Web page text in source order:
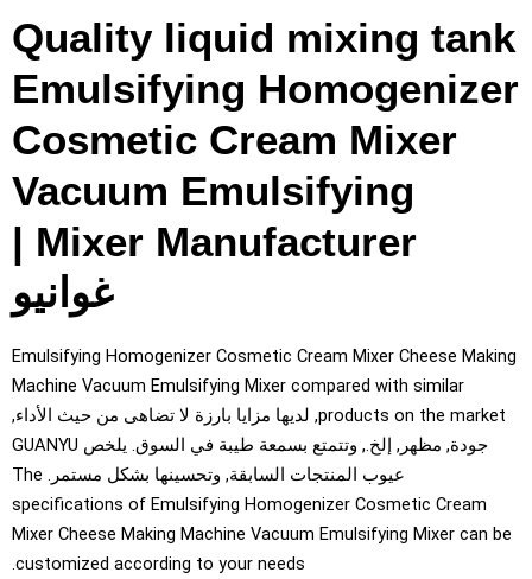
Quality liquid mixing
Emulsifying
Cosmetic Cream Mixer
Vacuum Emulsifying
Mixer Manufacturer
|
غوانيو
Emulsifying Homogenizer Cosmetic Cream Mixer Cheese
Machine Vacuum Emulsifying Mixer compared with similar
products on the, لديها مزايا بارزة لا تضاهى من حيث الأداء,
جودة, مظهر, إلخ., وتتمتع بسمعة طيبة في السوق. يلخص GUANYU
عيوب المنتجات السابقة, وتحسينها بشكل مستمر.The
specifications of Emulsifying Homogenizer Cosmetic Cream
Mixer Cheese Making Machine Vacuum Emulsifying Mixer can
customized according to your needs
.